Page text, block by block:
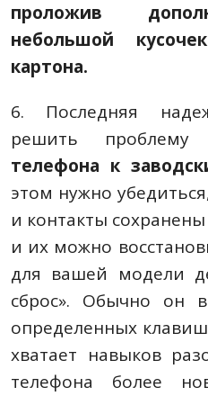
проложив
небольшой
картона.
6. Последняя
решить
телефона к
этом нужно
и контакты
и их можно
для вашей модели
сброс». Обычно он
определенных
хватает навыков
телефона более